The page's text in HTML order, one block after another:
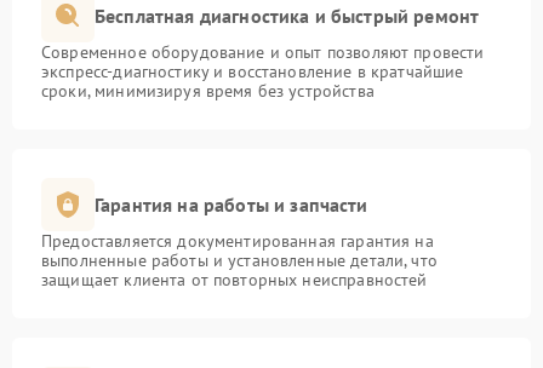
Бесплатная диагностика и быстрый ремонт
Современное оборудование и опыт позволяют провести
экспресс-диагностику и восстановление в кратчайшие
сроки, минимизируя время без устройства
Гарантия на работы и запчасти
Предоставляется документированная гарантия на
выполненные работы и установленные детали, что
защищает клиента от повторных неисправностей